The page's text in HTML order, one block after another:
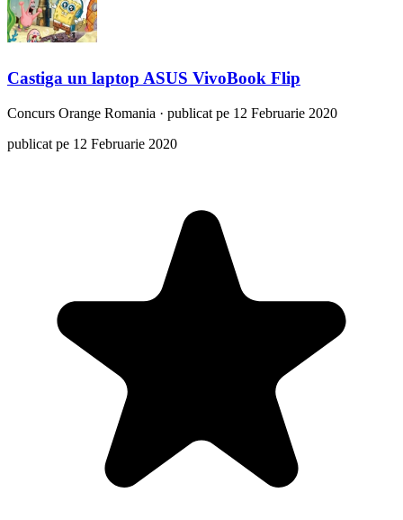
Castiga un laptop ASUS VivoBook Flip
Concurs Orange Romania · publicat pe 12 Februarie 2020
publicat pe 12 Februarie 2020